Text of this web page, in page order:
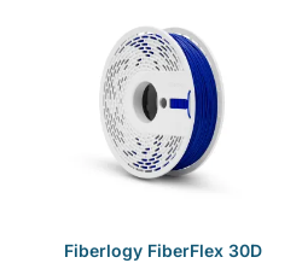
Fiberlogy FiberFlex 30D